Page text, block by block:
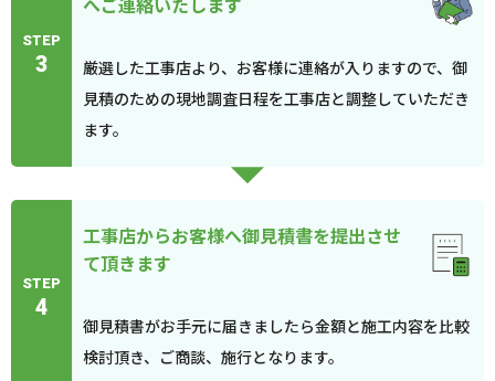
STEP
3
厳選した工事店より、お客様に連絡が入りますので、御
見積のための現地調査日程を工事店と調整していただき
ます。
STEP
4
工事店からお客様へ御見積書を提出させ
て頂きます
御見積書がお手元に届きましたら金額と施工内容を比較
検討頂き、ご商談、施行となります。